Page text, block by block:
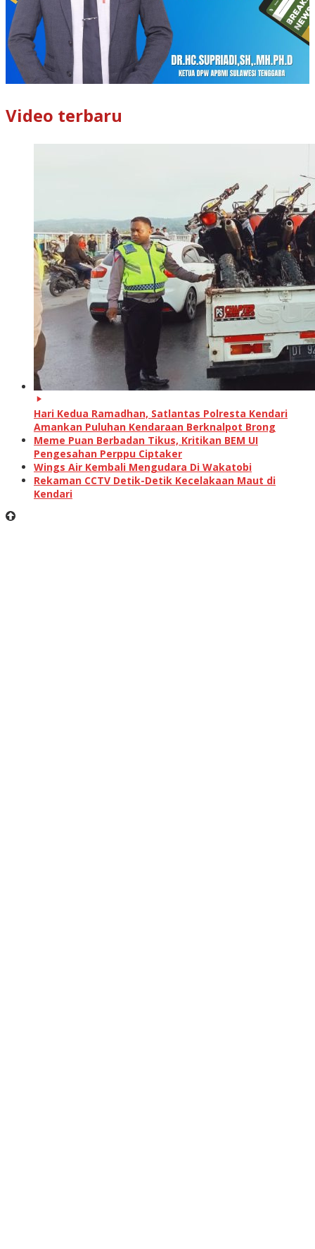
Video terbaru
Hari Kedua Ramadhan, Satlantas Polresta Kendari
Amankan Puluhan Kendaraan Berknalpot Brong
Meme Puan Berbadan Tikus, Kritikan BEM UI
Pengesahan Perppu Ciptaker
Wings Air Kembali Mengudara Di Wakatobi
Rekaman CCTV Detik-Detik Kecelakaan Maut di
Kendari